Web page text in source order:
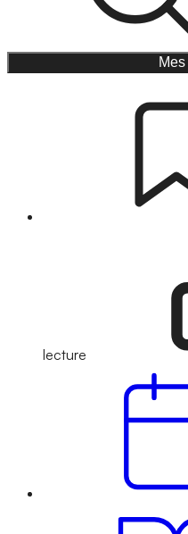
lecture